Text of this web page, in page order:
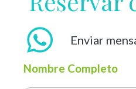
Enviar
Nombre Completo